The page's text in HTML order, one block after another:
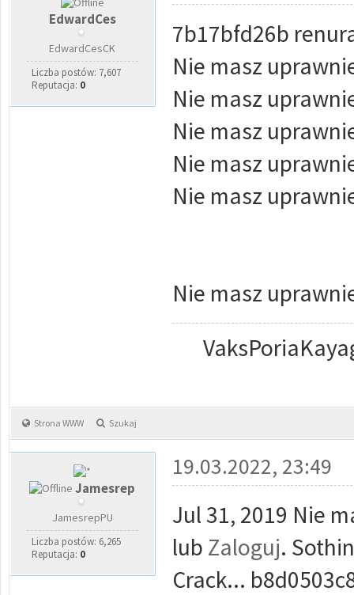
EdwardCes
EdwardCesCK
Liczba postów: 7,607
Reputacja: 0
7b17bfd26b
Nie masz
Nie masz
Nie masz
Nie masz
Nie masz
Nie masz
Strona WWW Szukaj
Jamesrep
JamesrepPU
Liczba postów: 6,265
Reputacja: 0
19.03.2022, 23:49
Jul 31, 2019 Nie
lub Zaloguj.
Crack...